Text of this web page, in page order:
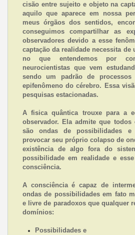
cisão entre sujeito e objeto na
aquilo que aparece em nossa
meus órgãos dos sentidos,
conseguimos compartilhar as
observadores devido a esse
captação da realidade necessita de
no que entendemos por
neurocientistas que vem
sendo um padrão de
epifenômeno do cérebro. Essa
pesquisas estacionadas.
A fisica quântica trouxe para a
observador. Ela admite que
são ondas de possibilidades e
provocar seu próprio colapso de
existência de algo fora do
possibilidade em realidade e
consciência.
A consciência é capaz de
ondas de possibilidades em fato
e livre de paradoxos que qualquer
domínios:
Possibilidades e